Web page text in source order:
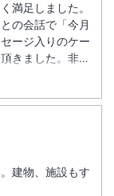
満足しました。
の会話で「今月
ージ入りのケー
きました。非常
建物、施設もす